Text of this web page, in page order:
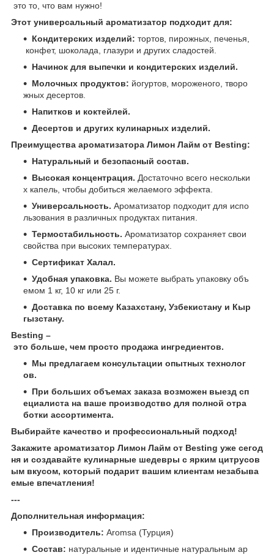
это то, что вам нужно!
Этот универсальный ароматизатор подходит для:
Кондитерских изделий: тортов, пирожных, печенья,
конфет, шоколада, глазури и других сладостей.
Начинок для выпечки и кондитерских изделий.
Молочных продуктов: йогуртов, мороженого, творо
жных десертов.
Напитков и коктейлей.
Десертов и других кулинарных изделий.
Преимущества ароматизатора Лимон Лайм от Besting:
Натуральный и безопасный состав.
Высокая концентрация. Достаточно всего нескольки
х капель, чтобы добиться желаемого эффекта.
Универсальность. Ароматизатор подходит для испо
льзования в различных продуктах питания.
Термостабильность. Ароматизатор сохраняет свои
свойства при высоких температурах.
Сертификат Халал.
Удобная упаковка. Вы можете выбрать упаковку объ
емом 1 кг, 10 кг или 25 г.
Доставка по всему Казахстану, Узбекистану и Кыр
гызстану.
Besting –
это больше, чем просто продажа ингредиентов.
Мы предлагаем консультации опытных технолог
ов.
При больших объемах заказа возможен выезд сп
ециалиста на ваше производство для полной отра
ботки ассортимента.
Выбирайте качество и профессиональный подход!
Закажите ароматизатор Лимон Лайм от Besting уже сегод
ня и создавайте кулинарные шедевры с ярким цитрусов
ым вкусом, который подарит вашим клиентам незабыва
емые впечатления!
---
Дополнительная информация:
Производитель: Aromsa (Турция)
Состав: натуральные и идентичные натуральным ар